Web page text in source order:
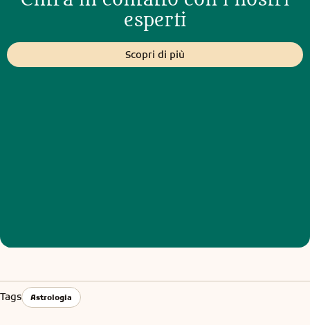
esperti
Scopri di più
Tags Astrologia